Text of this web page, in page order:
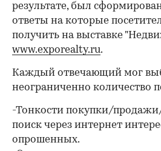
результате, был
ответы на которые
получить на выставке
www.exporealty.ru.
Каждый отвечающий мог
неограниченно количество
-Тонкости покупки/
поиск через интернет
опрошенных.